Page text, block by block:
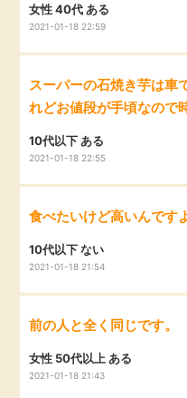
女性 40代 ある
2021-01-18 22:59
スーパーの石焼き芋は車
れどお値段が手頃なので
10代以下 ある
2021-01-18 22:55
食べたいけど高いんです
10代以下 ない
2021-01-18 21:54
前の人と全く同じです。
女性 50代以上 ある
2021-01-18 21:43